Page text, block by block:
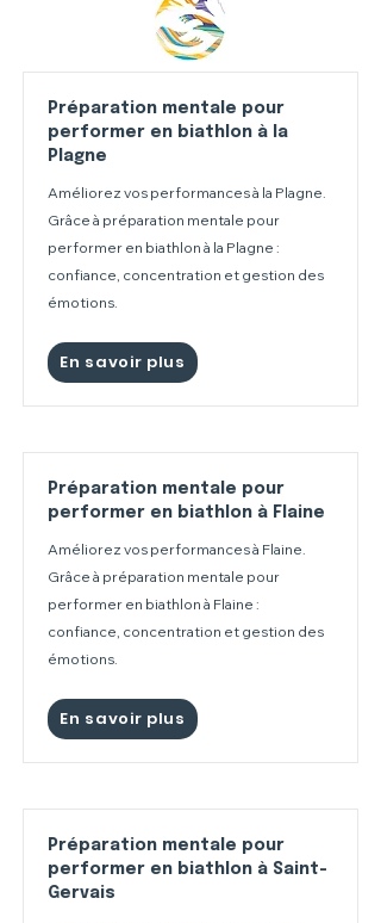
Préparation mentale pour
performer en biathlon à la
Plagne
Améliorez vos performances à la Plagne.
Grâce à préparation mentale pour
performer en biathlon à la Plagne :
confiance, concentration et gestion des
émotions.
En savoir plus
Préparation mentale pour
performer en biathlon à Flaine
Améliorez vos performances à Flaine.
Grâce à préparation mentale pour
performer en biathlon à Flaine :
confiance, concentration et gestion des
émotions.
En savoir plus
Préparation mentale pour
performer en biathlon à Saint-
Gervais